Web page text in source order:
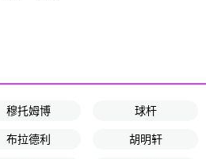
穆托姆博 球杆
布拉德利 胡明轩